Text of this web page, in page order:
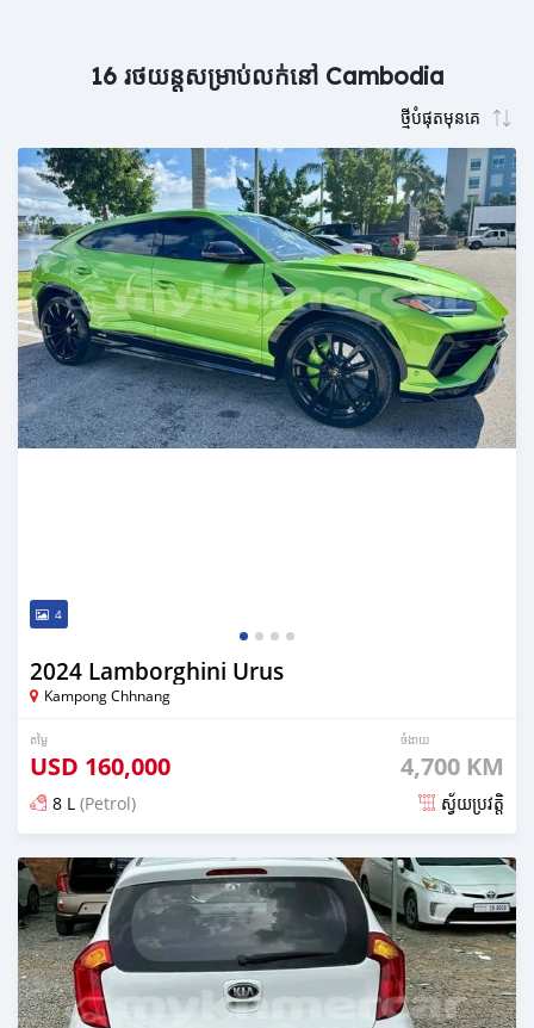
16 រថយន្តសម្រាប់លក់នៅ Cambodia
4
2024 Lamborghini Urus
Kampong Chhnang
តម្លៃ
USD 160,000
ចំងាយ
4,700 KM
8 L (Petrol) ស្វ័យប្រវត្តិ
ប្រកាស 7 months មុន